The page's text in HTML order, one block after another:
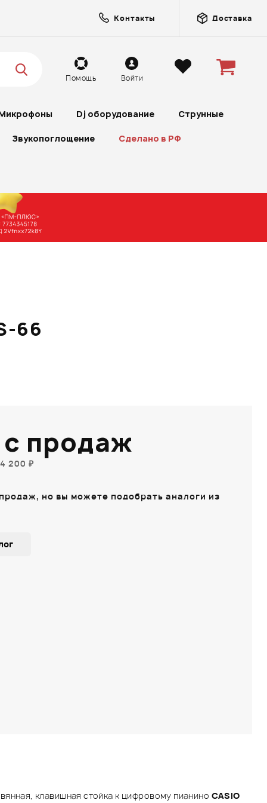
Контакты Доставка
Помощь Войти
Dj оборудование Струнные
Звукопоглощение Сделано в РФ
66
клавишная стойка к цифровому пианино CASIO
продаж
200 ₽
но вы можете подобрать аналоги из